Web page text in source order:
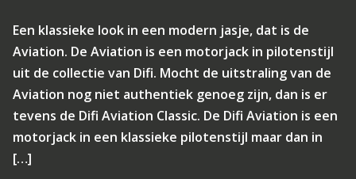
Een klassieke look in een modern jasje, dat is de
Aviation. De Aviation is een motorjack in pilotenstijl
uit de collectie van Difi. Mocht de uitstraling van de
Aviation nog niet authentiek genoeg zijn, dan is er
tevens de Difi Aviation Classic. De Difi Aviation is een
motorjack in een klassieke pilotenstijl maar dan in
[…]